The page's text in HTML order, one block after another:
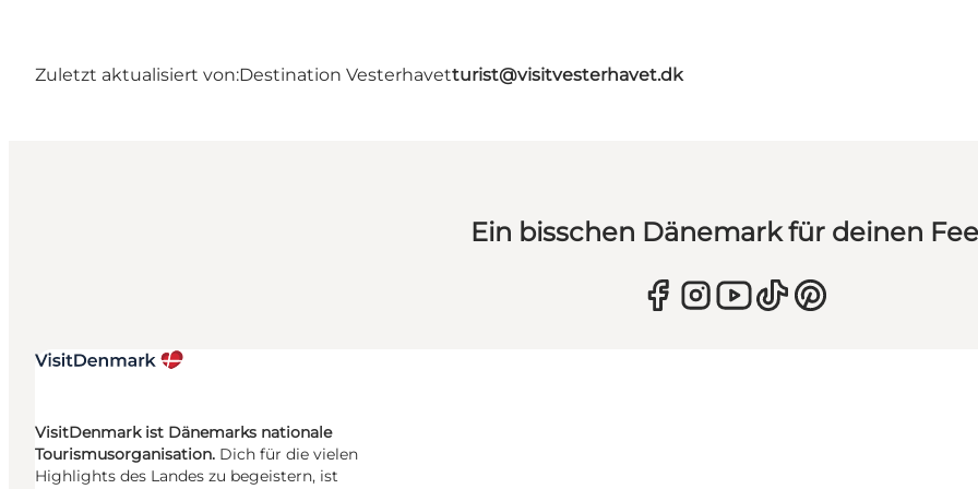
Zuletzt aktualisiert von:Destination Vesterhavetturist@visitvesterhavet.dk
Ein bisschen Dänemark für deinen
VisitDenmark ist Dänemarks nationale
Tourismusorganisation. Dich für die vielen
Highlights des Landes zu begeistern, ist